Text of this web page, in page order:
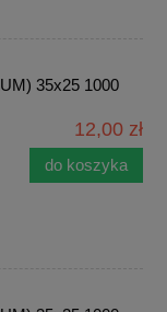
35x25 1000
12,00 zł
do koszyka